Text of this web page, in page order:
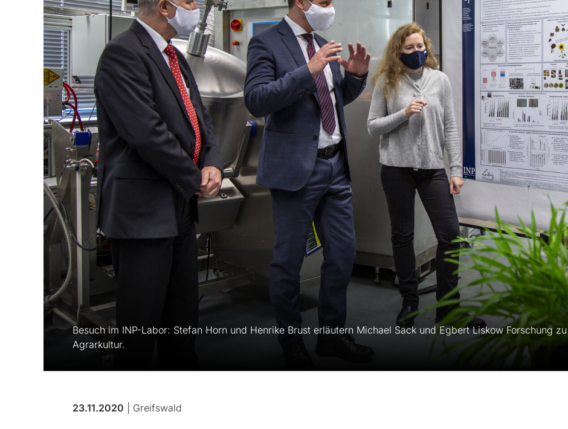
Besuch im INP-Labor: Stefan Horn und Henrike Brust erläutern Michael Sack und Egbert Liskow Forschung
Agrarkultur.
23.11.2020 | Greifswald